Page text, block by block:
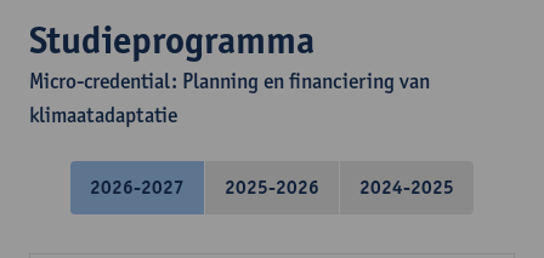
Studieprogramma
Micro-credential: Planning en financiering van
klimaatadaptatie
2026-2027 2025-2026 2024-2025